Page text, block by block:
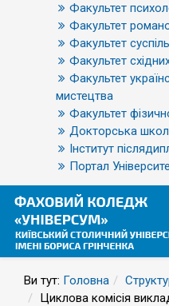
Факультет
Факультет
Факультет
Факультет
Факультет
мистецтва
Факультет
Докторська
Інститут
Портал
Ви тут: Головна
Циклова комісія